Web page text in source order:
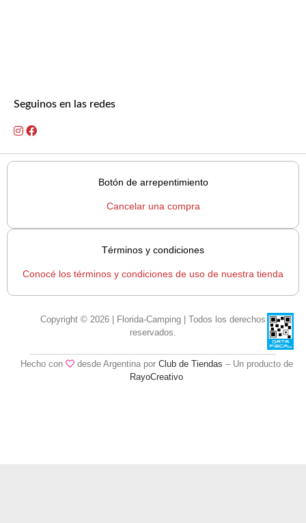
Seguinos en las redes
Botón de arrepentimiento
Cancelar una compra
Términos y condiciones
Conocé los términos y condiciones de uso de nuestra tienda
Copyright © 2026 | Florida-Camping | Todos los derechos
reservados.
Hecho con desde Argentina por Club de Tiendas – Un producto de
RayoCreativo